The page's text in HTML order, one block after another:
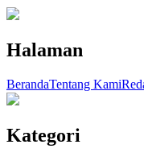
Halaman
BerandaTentang Kami
Kategori